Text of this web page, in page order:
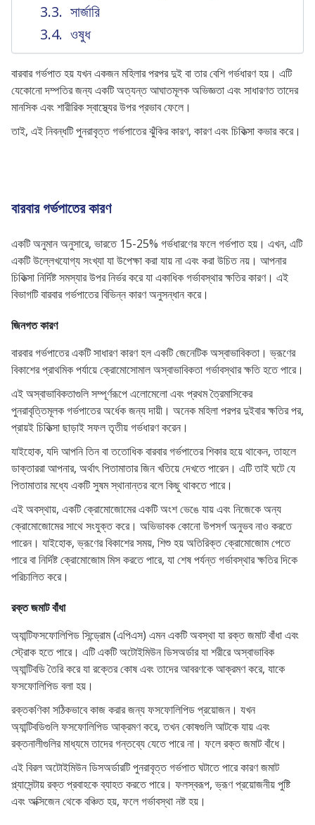
সার্জারি
ওষুধ
বারবার গর্ভপাত হয় যখন একজন মহিলার পরপর দুই বা তার বেশি গর্ভধারণ হয়। এটি
যেকোনো দম্পতির জন্য একটি অত্যন্ত আঘাতমূলক অভিজ্ঞতা এবং সাধারণত তাদের
মানসিক এবং শারীরিক স্বাস্থ্যের উপর প্রভাব ফেলে।
তাই, এই নিবন্ধটি পুনরাবৃত্ত গর্ভপাতের ঝুঁকির কারণ, কারণ এবং চিকিত্সা কভার করে।
বারবার গর্ভপাতের কারণ
একটি অনুমান অনুসারে, ভারতে 15-25% গর্ভধারণের ফলে গর্ভপাত হয়। এখন, এটি
একটি উল্লেখযোগ্য সংখ্যা যা উপেক্ষা করা যায় না এবং করা উচিত নয়। আপনার
চিকিত্সা নির্দিষ্ট সমস্যার উপর নির্ভর করে যা একাধিক গর্ভাবস্থার ক্ষতির কারণ। এই
বিভাগটি বারবার গর্ভপাতের বিভিন্ন কারণ অনুসন্ধান করে।
জিনগত কারণ
বারবার গর্ভপাতের একটি সাধারণ কারণ হল একটি জেনেটিক অস্বাভাবিকতা। ভ্রূণের
বিকাশের প্রাথমিক পর্যায়ে ক্রোমোসোমাল অস্বাভাবিকতা গর্ভাবস্থার ক্ষতি হতে পারে।
এই অস্বাভাবিকতাগুলি সম্পূর্ণরূপে এলোমেলো এবং প্রথম ত্রৈমাসিকের
পুনরাবৃত্তিমূলক গর্ভপাতের অর্ধেক জন্য দায়ী। অনেক মহিলা পরপর দুইবার ক্ষতির পর,
প্রায়ই চিকিত্সা ছাড়াই সফল তৃতীয় গর্ভধারণ করেন।
যাইহোক, যদি আপনি তিন বা ততোধিক বারবার গর্ভপাতের শিকার হয়ে থাকেন, তাহলে
ডাক্তাররা আপনার, অর্থাৎ পিতামাতার জিন খতিয়ে দেখতে পারেন। এটি তাই ঘটে যে
পিতামাতার মধ্যে একটি সুষম স্থানান্তর বলে কিছু থাকতে পারে।
এই অবস্থায়, একটি ক্রোমোজোমের একটি অংশ ভেঙে যায় এবং নিজেকে অন্য
ক্রোমোজোমের সাথে সংযুক্ত করে। অভিভাবক কোনো উপসর্গ অনুভব নাও করতে
পারেন। যাইহোক, ভ্রূণের বিকাশের সময়, শিশু হয় অতিরিক্ত ক্রোমোজোম পেতে
পারে বা নির্দিষ্ট ক্রোমোজোম মিস করতে পারে, যা শেষ পর্যন্ত গর্ভাবস্থার ক্ষতির দিকে
পরিচালিত করে।
রক্ত জমাট বাঁধা
অ্যান্টিফসফোলিপিড সিন্ড্রোম (এপিএস) এমন একটি অবস্থা যা রক্ত ​​​​জমাট বাঁধা এবং
স্ট্রোক হতে পারে। এটি একটি অটোইমিউন ডিসঅর্ডার যা শরীরে অস্বাভাবিক
অ্যান্টিবডি তৈরি করে যা রক্তের কোষ এবং তাদের আবরণকে আক্রমণ করে, যাকে
ফসফোলিপিড বলা হয়।
রক্তকণিকা সঠিকভাবে কাজ করার জন্য ফসফোলিপিড প্রয়োজন। যখন
অ্যান্টিবডিগুলি ফসফোলিপিড আক্রমণ করে, তখন কোষগুলি আটকে যায় এবং
রক্তনালীগুলির মাধ্যমে তাদের গন্তব্যে যেতে পারে না। ফলে রক্ত ​​জমাট বাঁধে।
এই বিরল অটোইমিউন ডিসঅর্ডারটি পুনরাবৃত্ত গর্ভপাত ঘটাতে পারে কারণ জমাট
প্ল্যাসেন্টায় রক্ত ​​​​প্রবাহকে ব্যাহত করতে পারে। ফলস্বরূপ, ভ্রূণ প্রয়োজনীয় পুষ্টি
এবং অক্সিজেন থেকে বঞ্চিত হয়, ফলে গর্ভাবস্থা নষ্ট হয়।